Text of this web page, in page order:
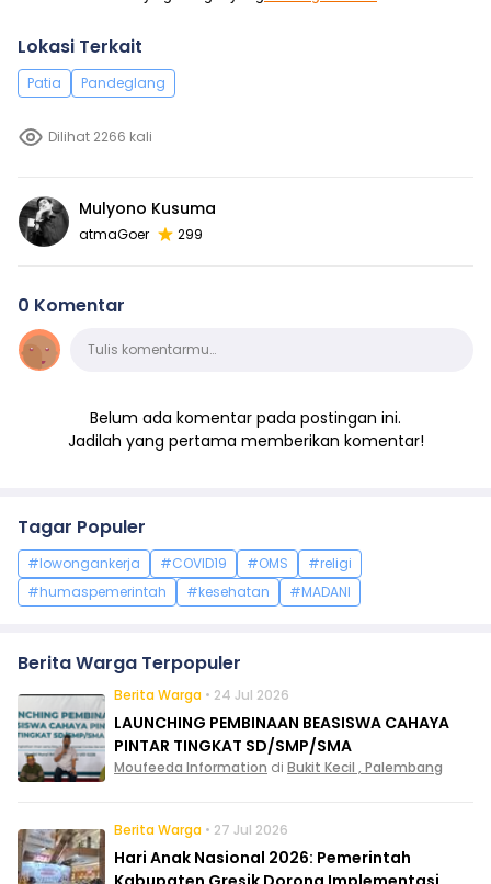
Lokasi Terkait
Patia Pandeglang
Dilihat 2266 kali
Mulyono Kusuma
atmaGoer 299
0 Komentar
KomentarTulis komentarmu…
Belum ada komentar pada postingan ini.
Jadilah yang pertama memberikan komentar!
Tagar Populer
#lowongankerja #COVID19 #OMS
#religi
#humaspemerintah
#kesehatan #MADANI
Berita Warga Terpopuler
Berita Warga • 24 Jul 2026
LAUNCHING PEMBINAAN BEASISWA CAHAYA
PINTAR TINGKAT SD/SMP/SMA
Moufeeda Information di Bukit Kecil , Palembang
Berita Warga • 27 Jul 2026
Hari Anak Nasional 2026: Pemerintah